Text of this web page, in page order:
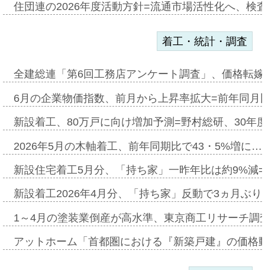
住団連の2026年度活動方針=流通市場活性化へ、検
着工・統計・調査
全建総連「第6回工務店アンケート調査」、価格転
6月の企業物価指数、前月から上昇率拡大=前年同
新設着工、80万戸に向け増加予測=野村総研、30年
2026年5月の木軸着工、前年同期比で43・5%増に…
新設住宅着工5月分、「持ち家」一昨年比は約9%
新設着工2026年4月分、「持ち家」反動で3ヵ月ぶ
1～4月の塗装業倒産が高水準、東京商工リサーチ
アットホーム「首都圏における『新築戸建』の価